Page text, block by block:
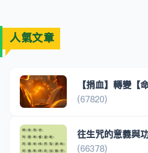
人氣文章
【捐血】轉變【
(67820)
往生咒的意義與
(66378)